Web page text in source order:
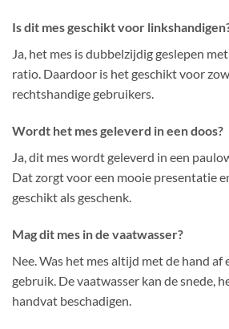
Is dit mes geschikt voor
Ja, het mes is dubbelzijdig geslepen
ratio. Daardoor is het geschikt voor
rechtshandige gebruikers.
Wordt het mes geleverd in een doos?
Ja, dit mes wordt geleverd in een
Dat zorgt voor een mooie presentatie
geschikt als geschenk.
Mag dit mes in de vaatwasser?
Nee. Was het mes altijd met de hand
gebruik. De vaatwasser kan de snede,
handvat beschadigen.